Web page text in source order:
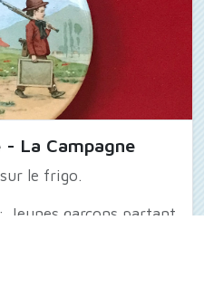
La Campagne
le frigo.
garçons partant